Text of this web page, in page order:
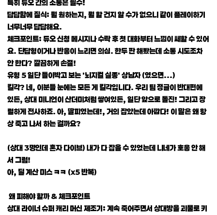
특히 듀오 간의 소통은 필수!
답답함에 질식: 뭘 원하는지, 뭘 할 건지 알 수가 없으니 같이 플레이하기
너무너무 답답해요.
체크포인트: 듀오 신청 메시지나 수락 후 첫 대화부터 느낌이 쎄할 수 있어
요. 단답형이거나 반응이 느리면 의심. 한두 판 해봤는데 소통 시도조차
안 한다? 깔끔하게 손절!
유형 5 일단 들이박고 보는 '뇌지컬 실종' 상남자 (였으면...)
킬각? 네, 이분들 눈에는 모든 게 킬각입니다. 우리 팀 정글이 반대편에
있든, 상대 미니언이 산더미처럼 쌓여있든, 일단 앞으로 돌진! 그리고 장
렬하게 전사하죠. 아, 딸피였는데!, 거의 잡았는데 아깝다! 이 말은 왜 항
상 죽고 나서 하는 걸까요?
(상대 3명인데 혼자 다이브) 내가 다 잡을 수 있었는데 니네가 호응 안 해
서 그럼!
아, 딜 계산 미스 ㅋㅋ (x5 반복)
왜 피해야 할까 & 체크포인트
상대 라이너 슈퍼 캐리 머신 제조기: 계속 죽어주면서 상대방을 괴물로 키